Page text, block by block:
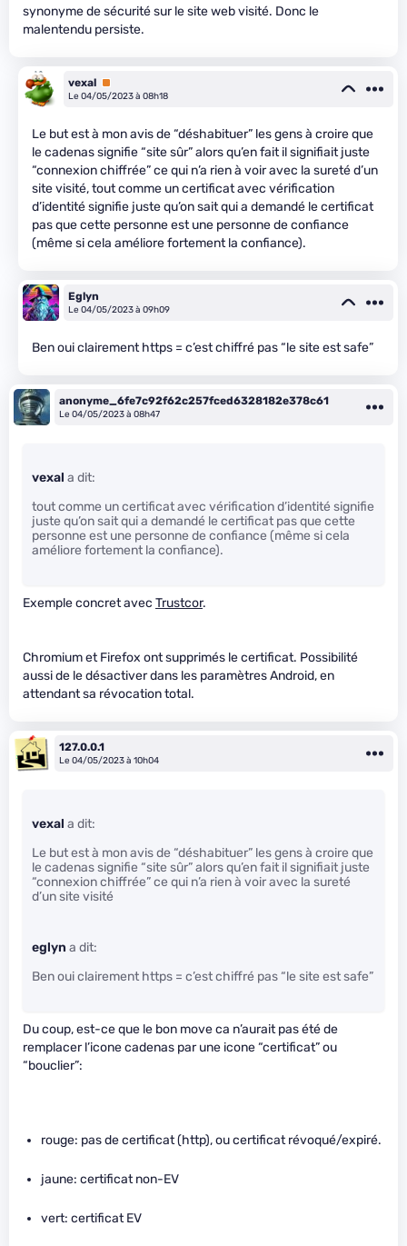
synonyme de sécurité sur le site web visité. Donc le
malentendu persiste.
vexal Premium
Le 04/05/2023 à 08h18
Le but est à mon avis de “déshabituer” les gens à croire que
le cadenas signifie “site sûr” alors qu’en fait il signifiait juste
“connexion chiffrée” ce qui n’a rien à voir avec la sureté d’un
site visité, tout comme un certificat avec vérification
d’identité signifie juste qu’on sait qui a demandé le certificat
pas que cette personne est une personne de confiance
(même si cela améliore fortement la confiance).
Eglyn
Le 04/05/2023 à 09h09
Ben oui clairement https = c’est chiffré pas “le site est safe”
anonyme_6fe7c92f62c257fced6328182e378c61
Le 04/05/2023 à 08h47
vexal a dit:
tout comme un certificat avec vérification d’identité signifie
juste qu’on sait qui a demandé le certificat pas que cette
personne est une personne de confiance (même si cela
améliore fortement la confiance).
Exemple concret avec Trustcor.
Chromium et Firefox ont supprimés le certificat. Possibilité
aussi de le désactiver dans les paramètres Android, en
attendant sa révocation total.
127.0.0.1
Le 04/05/2023 à 10h04
vexal a dit:
Le but est à mon avis de “déshabituer” les gens à croire que
le cadenas signifie “site sûr” alors qu’en fait il signifiait juste
“connexion chiffrée” ce qui n’a rien à voir avec la sureté
d’un site visité
eglyn a dit:
Ben oui clairement https = c’est chiffré pas “le site est safe”
Du coup, est-ce que le bon move ca n’aurait pas été de
remplacer l’icone cadenas par une icone “certificat” ou
“bouclier”:
rouge: pas de certificat (http), ou certificat révoqué/expiré.
jaune: certificat non-EV
vert: certificat EV